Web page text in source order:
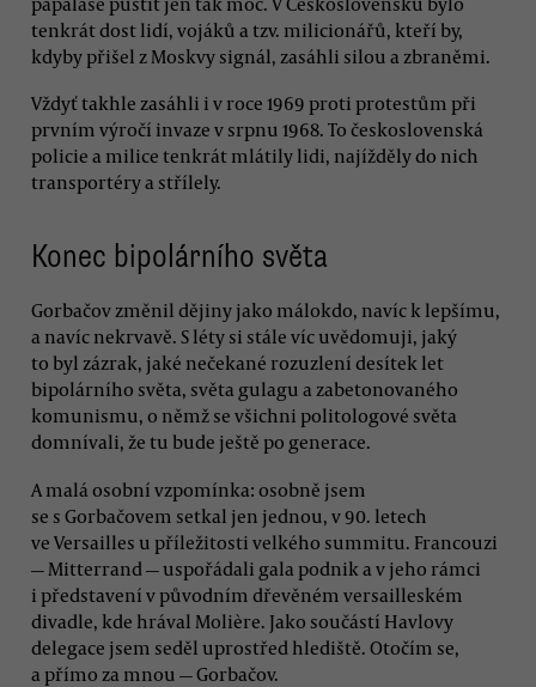
tenkrát dost lidí, vojáků a tzv. milicionářů, kteří by,
kdyby přišel z Moskvy signál, zasáhli silou a zbraněmi.
Vždyť takhle zasáhli i v roce 1969 proti protestům při
prvním výročí invaze v srpnu 1968. To československá
policie a milice tenkrát mlátily lidi, najížděly do nich
transportéry a střílely.
Konec bipolárního světa
Gorbačov změnil dějiny jako málokdo, navíc k lepšímu,
a navíc nekrvavě. S léty si stále víc uvědomuji, jaký
to byl zázrak, jaké nečekané rozuzlení desítek let
bipolárního světa, světa gulagu a zabetonovaného
komunismu, o němž se všichni politologové světa
domnívali, že tu bude ještě po generace.
A malá osobní vzpomínka: osobně jsem
se s Gorbačovem setkal jen jednou, v 90. letech
ve Versailles u příležitosti velkého summitu. Francouzi
— Mitterrand — uspořádali gala podnik a v jeho rámci
i představení v původním dřevěném versailleském
divadle, kde hrával Molière. Jako součástí Havlovy
delegace jsem seděl uprostřed hlediště. Otočím se,
a přímo za mnou — Gorbačov.